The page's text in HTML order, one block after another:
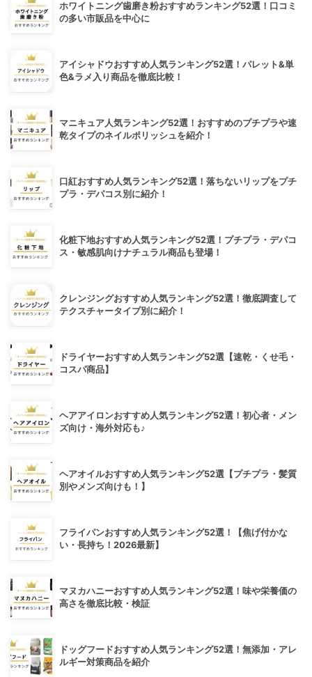
ホワイトニング歯磨き粉おすすめランキング52選！口コミ
の多い市販品を中心に
アイシャドウおすすめ人気ランキング52選！パレット&単
色&ラメ入り商品を徹底比較！
マニキュア人気ランキング52選！おすすめのプチプラや速
乾タイプのネイルポリッシュを紹介！
口紅おすすめ人気ランキング52選！落ちないリップをプチ
プラ・デパコス別に紹介！
化粧下地おすすめ人気ランキング52選！プチプラ・デパコ
ス・敏感肌向けナチュラル商品も登場！
クレンジングおすすめ人気ランキング52選！徹底調査して
テクスチャータイプ別に紹介！
ドライヤーおすすめ人気ランキング52選【速乾・くせ毛・
コスパ商品】
ヘアアイロンおすすめ人気ランキング52選！初心者・メン
ズ向け・海外対応も♪
ヘアオイルおすすめ人気ランキング52選【プチプラ・髪質
別やメンズ向けも！】
フライパンおすすめ人気ランキング52選！【焦げ付かな
い・長持ち！2026最新】
マヌカハニーおすすめ人気ランキング52選！味や栄養価の
高さを徹底比較・検証
ドッグフードおすすめ人気ランキング52選！無添加・アレ
ルギー対策商品を紹介